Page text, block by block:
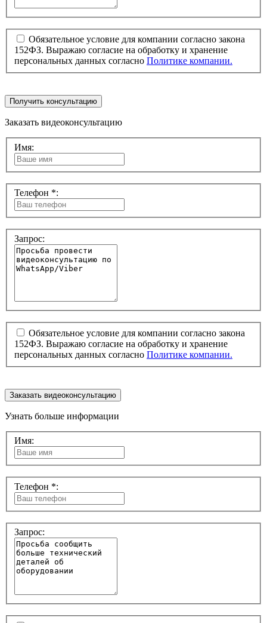
Обязательное условие для компании согласно закона
152ФЗ. Выражаю согласие на обработку и хранение
персональных данных согласно Политике компании.
Получить консультацию
Заказать видеоконсультацию
Имя:
Телефон *:
Запрос:
Обязательное условие для компании согласно закона
152ФЗ. Выражаю согласие на обработку и хранение
персональных данных согласно Политике компании.
Заказать видеоконсультацию
Узнать больше информации
Имя:
Телефон *:
Запрос: